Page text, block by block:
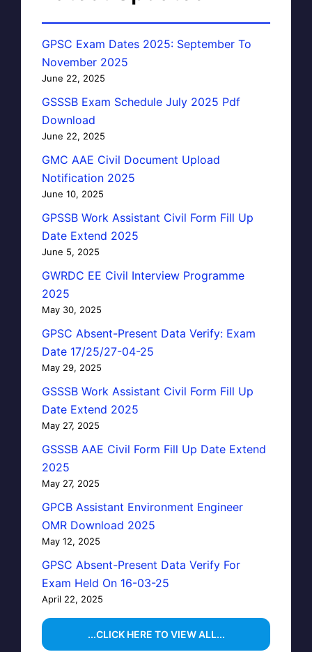
GPSC Exam Dates 2025: September To
November 2025
June 22, 2025
GSSSB Exam Schedule July 2025 Pdf
Download
June 22, 2025
GMC AAE Civil Document Upload
Notification 2025
June 10, 2025
GPSSB Work Assistant Civil Form Fill Up
Date Extend 2025
June 5, 2025
GWRDC EE Civil Interview Programme
2025
May 30, 2025
GPSC Absent-Present Data Verify: Exam
Date 17/25/27-04-25
May 29, 2025
GSSSB Work Assistant Civil Form Fill Up
Date Extend 2025
May 27, 2025
GSSSB AAE Civil Form Fill Up Date Extend
2025
May 27, 2025
GPCB Assistant Environment Engineer
OMR Download 2025
May 12, 2025
GPSC Absent-Present Data Verify For
Exam Held On 16-03-25
April 22, 2025
...CLICK HERE TO VIEW ALL...